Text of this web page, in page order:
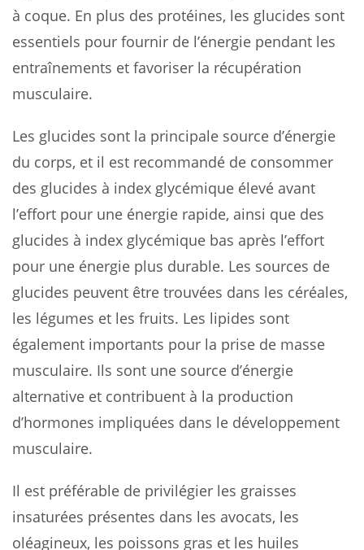
à coque. En plus des protéines, les glucides sont
essentiels pour fournir de l’énergie pendant les
entraînements et favoriser la récupération
musculaire.
Les glucides sont la principale source d’énergie
du corps, et il est recommandé de consommer
des glucides à index glycémique élevé avant
l’effort pour une énergie rapide, ainsi que des
glucides à index glycémique bas après l’effort
pour une énergie plus durable. Les sources de
glucides peuvent être trouvées dans les céréales,
les légumes et les fruits. Les lipides sont
également importants pour la prise de masse
musculaire. Ils sont une source d’énergie
alternative et contribuent à la production
d’hormones impliquées dans le développement
musculaire.
Il est préférable de privilégier les graisses
insaturées présentes dans les avocats, les
oléagineux, les poissons gras et les huiles